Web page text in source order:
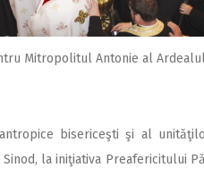
Mitropolitul Antonie al
bisericeşti şi al
la iniţiativa Preafericitului